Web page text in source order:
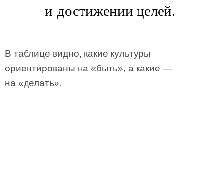
и достижении целей.
В таблице видно, какие культуры
ориентированы на «быть», а какие —
на «делать».